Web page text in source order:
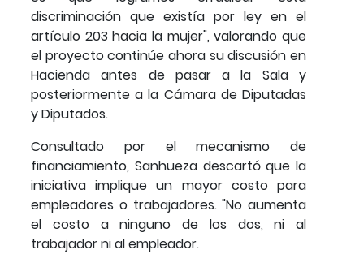
discriminación que existía por ley en el
artículo 203 hacia la mujer", valorando que
el proyecto continúe ahora su discusión en
Hacienda antes de pasar a la Sala y
posteriormente a la Cámara de Diputadas
y Diputados.
Consultado por el mecanismo de
financiamiento, Sanhueza descartó que la
iniciativa implique un mayor costo para
empleadores o trabajadores. "No aumenta
el costo a ninguno de los dos, ni al
trabajador ni al empleador.